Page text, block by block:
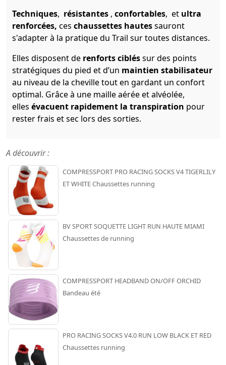
Techniques, résistantes , confortables, et ultra
renforcées, ces chaussettes hautessauront
s'adapter à la pratique du Trail sur toutes distances.
Elles disposent de renforts cibléssur des points
stratégiques du pied et d’un maintien stabilisateur
au niveau de la cheville tout en gardant un confort
optimal. Grâce à une maille aérée et alvéolée,
elles évacuent rapidement la transpiration pour
rester frais et sec lors des sorties.
A découvrir :
COMPRESSPORT PRO RACING SOCKS V4 TIGERLILY
ET WHITE Chaussettes running
BV SPORT SOQUETTE LIGHT RUN HAUTE MIAMI
Chaussettes de running
COMPRESSPORT HEADBAND ON/OFF ORCHID
Bandeau été
PRO RACING SOCKS V4.0 RUN LOW BLACK ET RED
Chaussettes running